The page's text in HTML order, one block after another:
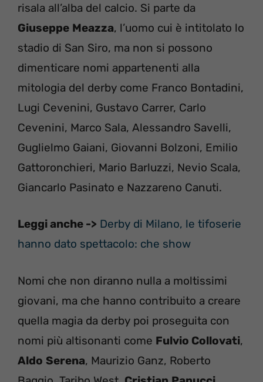
risala all’alba del calcio. Si parte da
Giuseppe Meazza, l’uomo cui è intitolato lo
stadio di San Siro, ma non si possono
dimenticare nomi appartenenti alla
mitologia del derby come Franco Bontadini,
Lugi Cevenini, Gustavo Carrer, Carlo
Cevenini, Marco Sala, Alessandro Savelli,
Guglielmo Gaiani, Giovanni Bolzoni, Emilio
Gattoronchieri, Mario Barluzzi, Nevio Scala,
Giancarlo Pasinato e Nazzareno Canuti.
Leggi anche -> Derby di Milano, le tifoserie
hanno dato spettacolo: che show
Nomi che non diranno nulla a moltissimi
giovani, ma che hanno contribuito a creare
quella magia da derby poi proseguita con
nomi più altisonanti come Fulvio Collovati,
Aldo Serena, Maurizio Ganz, Roberto